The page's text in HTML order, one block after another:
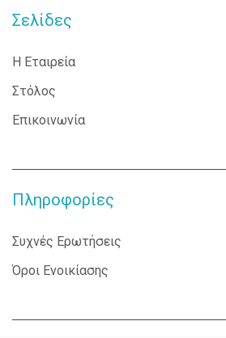
Σελίδες
Η Εταιρεία
Στόλος
Επικοινωνία
Πληροφορίες
Συχνές Ερωτήσεις
Όροι Ενοικίασης